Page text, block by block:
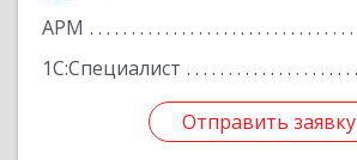
АРМ
1С:Специалист
Отправить заявку
Отправить заявку